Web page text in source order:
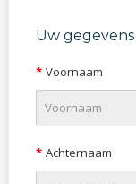
Uw gegevens
Voornaam
Achternaam